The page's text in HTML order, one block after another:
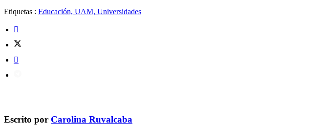
Etiquetas : Educación, UAM, Universidades
Escrito por Carolina Ruvalcaba